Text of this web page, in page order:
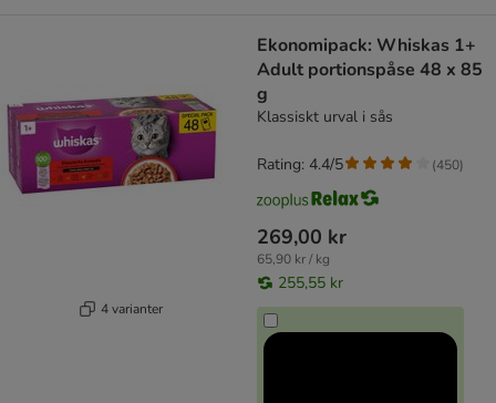
4 varianter
Ekonomipack: Whiskas 1+
Adult portionspåse 48 x 85
g
Klassiskt urval i sås
269,00 kr
65,90 kr / kg
255,55 kr
Rating: 4.4/5 (450)